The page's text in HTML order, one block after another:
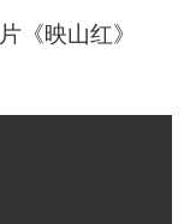
《映山红》